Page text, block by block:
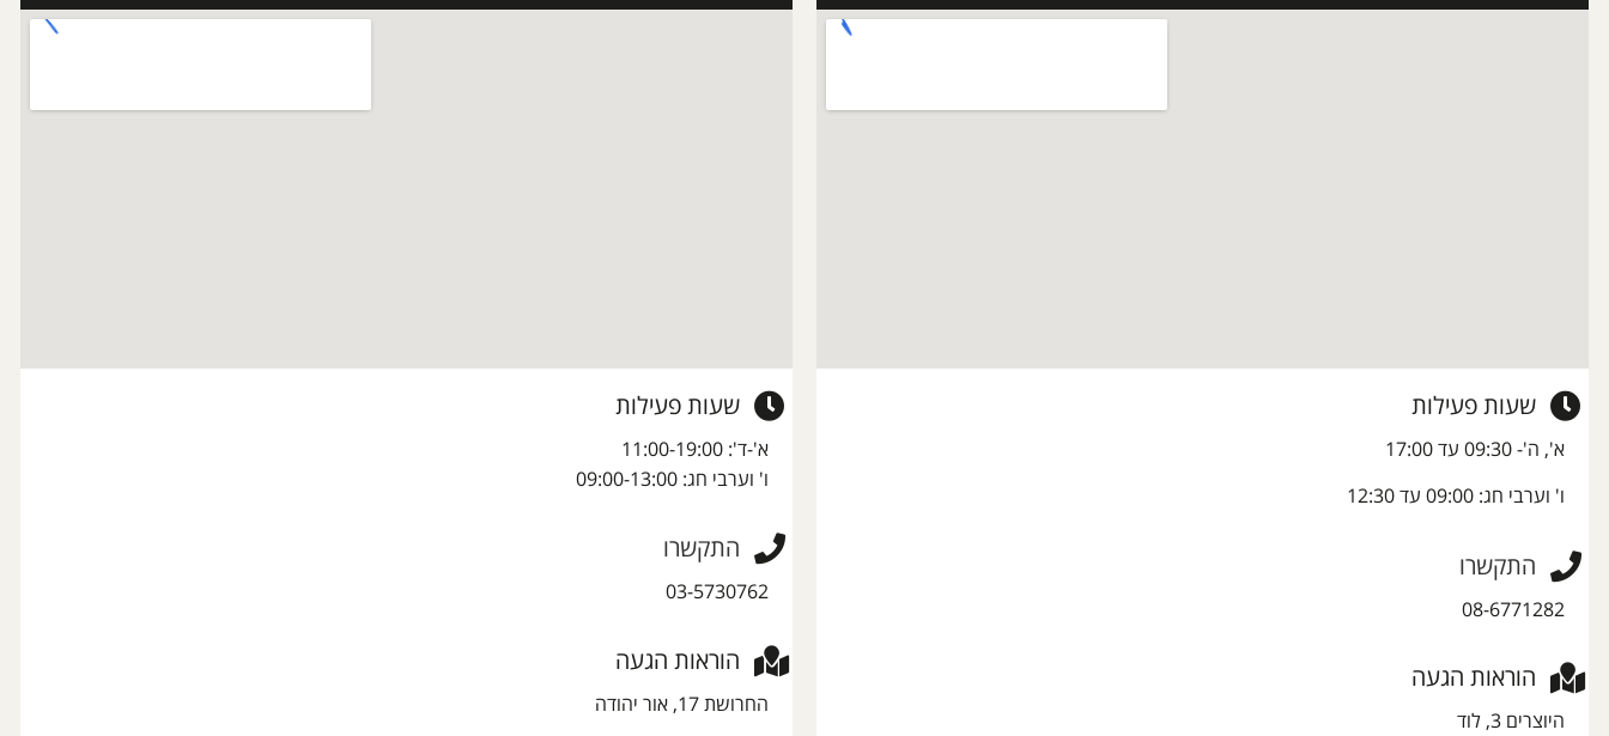
שעות פעילות
א', ה'- 09:30 עד 17:00
ו' וערבי חג: 09:00 עד 12:30
התקשרו
08-6771282
הוראות הגעה
היוצרים 3, לוד
שעות פעילות
א'-ד': 11:00-19:00
ו' וערבי חג: 09:00-13:00
התקשרו
03-5730762
הוראות הגעה
החרושת 17, אור יהודה